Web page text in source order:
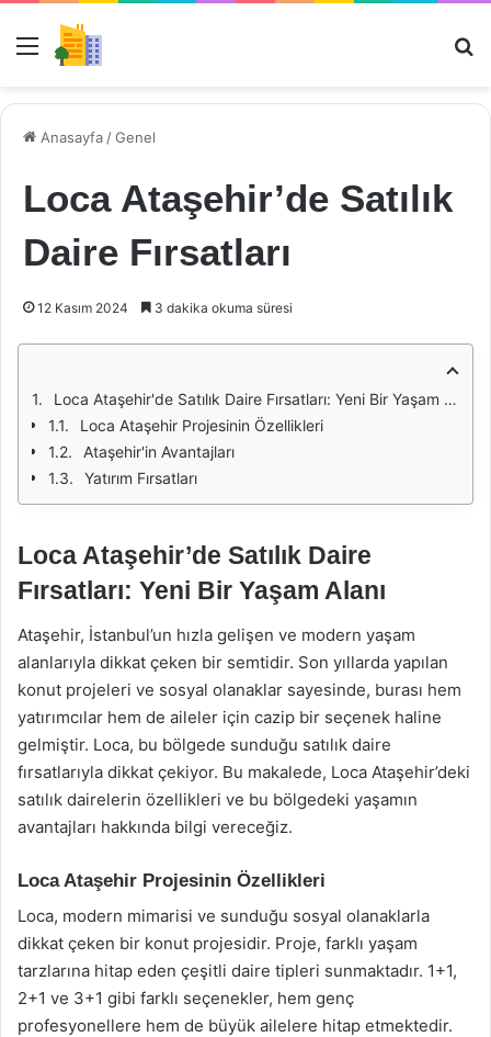
Menü
Anasayfa /Genel
Loca Ataşehir’de Satılık
Daire Fırsatları
12 Kasım 2024 3 dakika okuma süresi
Loca Ataşehir'de Satılık Daire Fırsatları: Yeni Bir Yaşam Alanı
Loca Ataşehir Projesinin Özellikleri
Ataşehir'in Avantajları
Yatırım Fırsatları
Loca Ataşehir’de Satılık Daire
Fırsatları: Yeni Bir Yaşam Alanı
Ataşehir, İstanbul’un hızla gelişen ve modern yaşam
alanlarıyla dikkat çeken bir semtidir. Son yıllarda yapılan
konut projeleri ve sosyal olanaklar sayesinde, burası hem
yatırımcılar hem de aileler için cazip bir seçenek haline
gelmiştir. Loca, bu bölgede sunduğu satılık daire
fırsatlarıyla dikkat çekiyor. Bu makalede, Loca Ataşehir’deki
satılık dairelerin özellikleri ve bu bölgedeki yaşamın
avantajları hakkında bilgi vereceğiz.
Loca Ataşehir Projesinin Özellikleri
Loca, modern mimarisi ve sunduğu sosyal olanaklarla
dikkat çeken bir konut projesidir. Proje, farklı yaşam
tarzlarına hitap eden çeşitli daire tipleri sunmaktadır. 1+1,
2+1 ve 3+1 gibi farklı seçenekler, hem genç
profesyonellere hem de büyük ailelere hitap etmektedir.